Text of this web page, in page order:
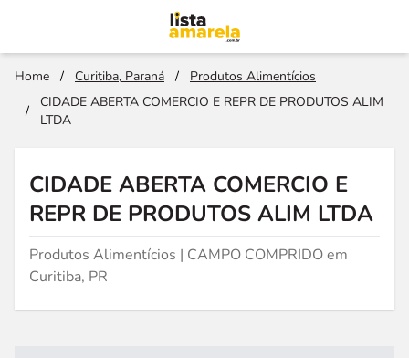
Home / Curitiba, Paraná /
Produtos Alimentícios
/
CIDADE ABERTA COMERCIO E REPR DE PRODUTOS ALIM
LTDA
CIDADE ABERTA COMERCIO E
REPR DE PRODUTOS ALIM LTDA
Produtos Alimentícios | CAMPO COMPRIDO em
Curitiba, PR